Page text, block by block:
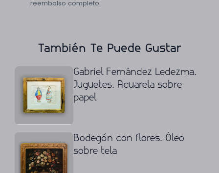
reembolso completo.
También Te Puede Gustar
Gabriel Fernández Ledezma.
Juguetes. Acuarela sobre
papel
Bodegón con flores. Óleo
sobre tela